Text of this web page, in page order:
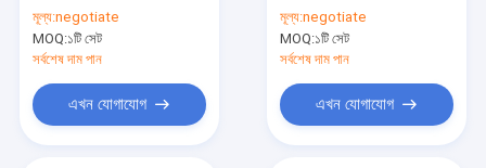
মূল্য:negotiate
MOQ:১টি সেট
সর্বশেষ দাম পান
এখন যোগাযোগ
মূল্য:negotiate
MOQ:১টি সেট
সর্বশেষ দাম পান
এখন যোগাযোগ